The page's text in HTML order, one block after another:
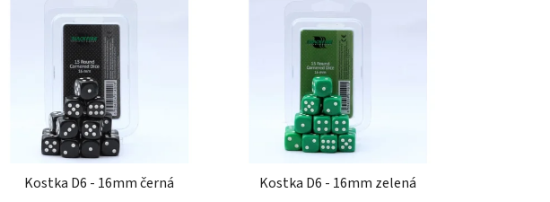
Kostka D6 - 16mm černá Kostka D6 - 16mm zelená